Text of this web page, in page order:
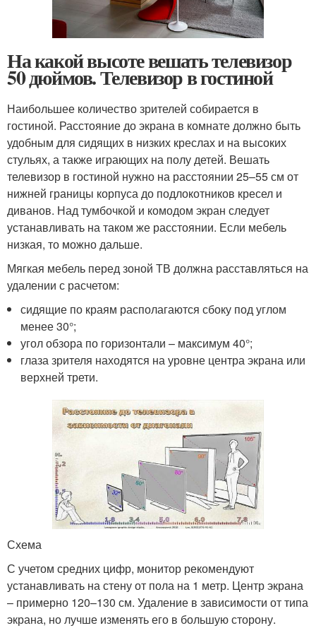
На какой высоте вешать телевизор
50 дюймов. Телевизор в гостиной
Наибольшее количество зрителей собирается в
гостиной. Расстояние до экрана в комнате должно быть
удобным для сидящих в низких креслах и на высоких
стульях, а также играющих на полу детей. Вешать
телевизор в гостиной нужно на расстоянии 25–55 см от
нижней границы корпуса до подлокотников кресел и
диванов. Над тумбочкой и комодом экран следует
устанавливать на таком же расстоянии. Если мебель
низкая, то можно дальше.
Мягкая мебель перед зоной ТВ должна расставляться на
удалении с расчетом:
сидящие по краям располагаются сбоку под углом
менее 30°;
угол обзора по горизонтали – максимум 40°;
глаза зрителя находятся на уровне центра экрана или
верхней трети.
Схема
С учетом средних цифр, монитор рекомендуют
устанавливать на стену от пола на 1 метр. Центр экрана
– примерно 120–130 см. Удаление в зависимости от типа
экрана, но лучше изменять его в большую сторону.